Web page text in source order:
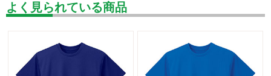
よく見られている商品